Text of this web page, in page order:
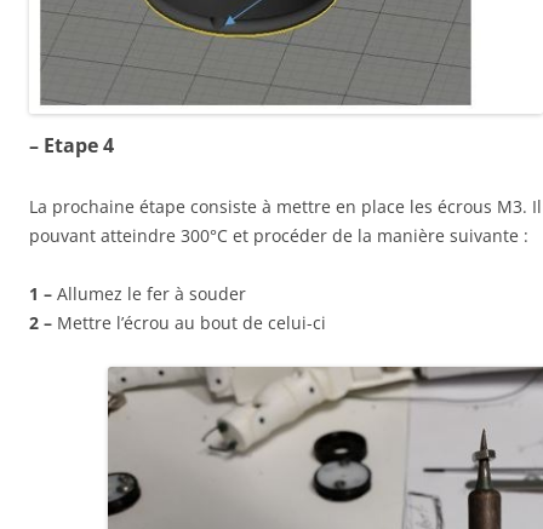
– Etape 4
La prochaine étape consiste à mettre en place les écrous M3.
pouvant atteindre 300°C et procéder de la manière suivante :
1 – Allumez le fer à souder
2 – Mettre l’écrou au bout de celui-ci